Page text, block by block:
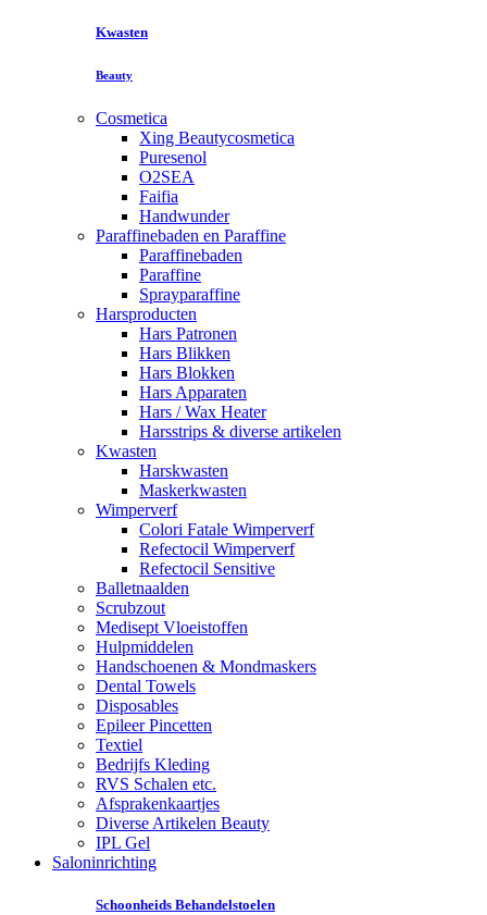
Kwasten
Beauty
Cosmetica
Xing Beautycosmetica
Puresenol
O2SEA
Faifia
Handwunder
Paraffinebaden en Paraffine
Paraffinebaden
Paraffine
Sprayparaffine
Harsproducten
Hars Patronen
Hars Blikken
Hars Blokken
Hars Apparaten
Hars / Wax Heater
Harsstrips & diverse artikelen
Kwasten
Harskwasten
Maskerkwasten
Wimperverf
Colori Fatale Wimperverf
Refectocil Wimperverf
Refectocil Sensitive
Balletnaalden
Scrubzout
Medisept Vloeistoffen
Hulpmiddelen
Handschoenen & Mondmaskers
Dental Towels
Disposables
Epileer Pincetten
Textiel
Bedrijfs Kleding
RVS Schalen etc.
Afsprakenkaartjes
Diverse Artikelen Beauty
IPL Gel
Saloninrichting
Schoonheids Behandelstoelen